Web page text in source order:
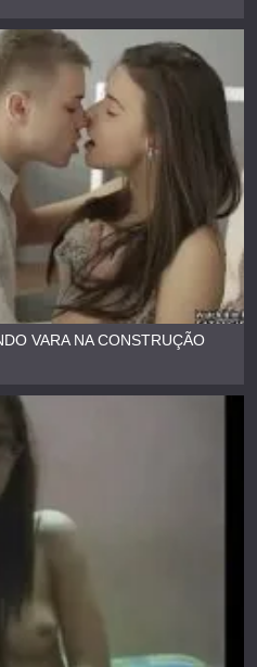
VARA NA CONSTRUÇÃO